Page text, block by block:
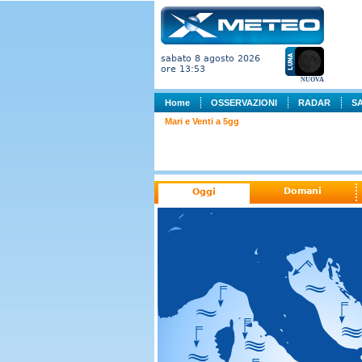
sabato 8 agosto 2026
ore 13:53
NUOVA
Home OSSERVAZIONI RADAR
Mari e Venti a 5gg
Oggi Domani